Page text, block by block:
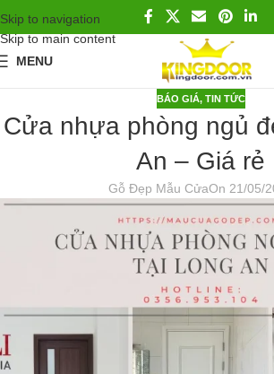
Skip to navigation
Skip to main content
MENU
BÁO GIÁ, TIN TỨC
Cửa nhựa phòng ngủ
An – Giá rẻ
Gỗ Đẹp Mẫu CửaOn 21/05/